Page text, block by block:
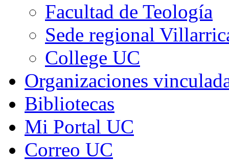
Facultad de Teología
Sede regional
College UC
Organizaciones
Bibliotecas
Mi Portal UC
Correo UC